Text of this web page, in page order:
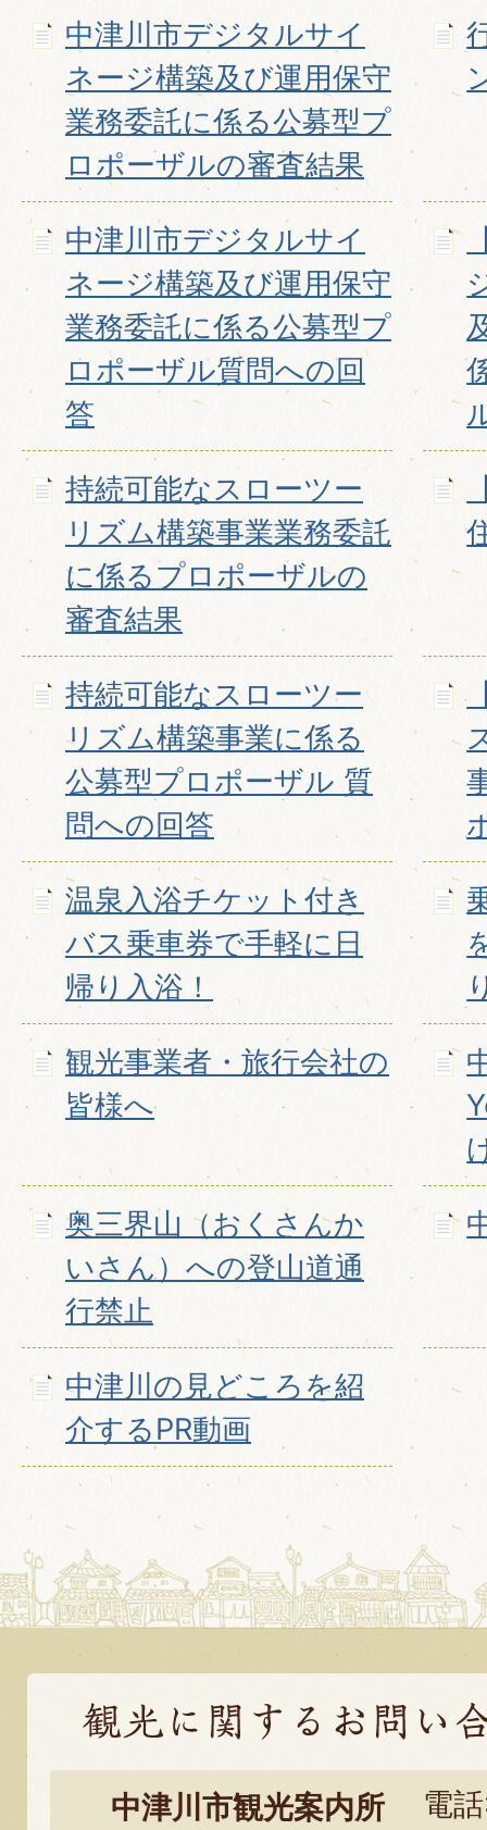
中津川市デジタルサイ
ネージ構築及び運用保守
業務委託に係る公募型プ
ロポーザルの審査結果
中津川市デジタルサイ
ネージ構築及び運用保守
業務委託に係る公募型プ
ロポーザル質問への回
答
持続可能なスローツー
リズム構築事業業務委託
に係るプロポーザルの
審査結果
持続可能なスローツー
リズム構築事業に係る
公募型プロポーザル 質
問への回答
温泉入浴チケット付き
バス乗車券で手軽に日
帰り入浴！
観光事業者・旅行会社の
皆様へ
奥三界山（おくさんか
いさん）への登山道通
行禁止
中津川の見どころを紹
介するPR動画
観
光
に中津川市観光案内所 電